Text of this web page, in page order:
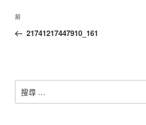
文
導
上
一
前
21741217447910_161
搜
尋：